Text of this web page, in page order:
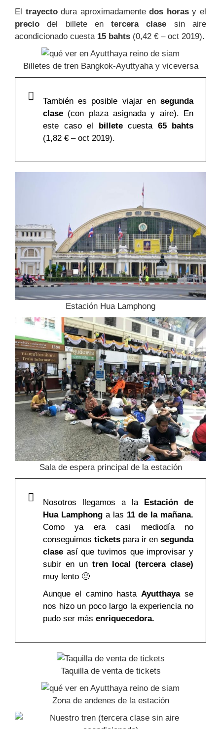
El trayectodura aproximadamentedos horasy el
precio del billete entercera clase sin aire
acondicionado cuesta 15 bahts (0,42 € – oct 2019).
Billetes de tren Bangkok-Ayuttyaha y viceversa
También es posible viajar ensegunda
clase (con plaza asignada y aire). En
este caso el billetecuesta 65 bahts
(1,82 € – oct 2019).
Estación Hua Lamphong
Sala de espera principal de la estación
Nosotros llegamos a la
Estación de
Hua Lamphong a las 11 de la mañana.
Como ya era casi mediodía no
conseguimos tickets para ir en segunda
clase así que tuvimos que improvisar y
subir en un tren local (tercera clase)
muy lento 🙂
Aunque el camino hastaAyutthayase
nos hizo un poco largo la experiencia no
pudo ser más enriquecedora.
Taquilla de venta de tickets
Zona de andenes de la estación